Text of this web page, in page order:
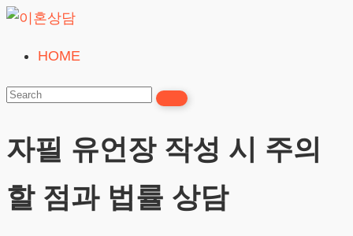
Skip
content
혼
담
HOME
자필 유언장 작성 시 주의
할 점과 법률 상담